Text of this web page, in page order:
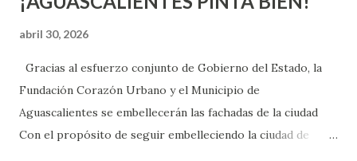
abril 30, 2026
Gracias al esfuerzo conjunto de Gobierno del Estado, la
Fundación Corazón Urbano y el Municipio de
Aguascalientes se embellecerán las fachadas de la ciudad
Con el propósito de seguir embelleciendo la ciudad de